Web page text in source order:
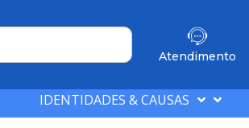
Atendimento
IDENTIDADES & CAUSAS